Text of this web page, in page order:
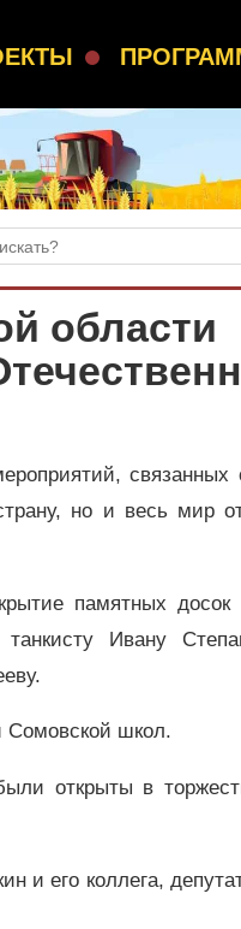
области
связанных
но и весь мир
памятных досок
Ивану
Сомовской школ.
открыты в
и его коллега,